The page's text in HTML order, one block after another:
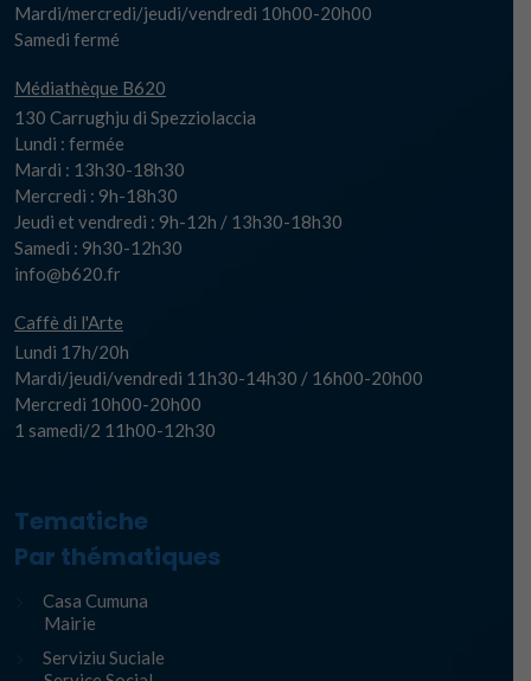
Mardi/mercredi/jeudi/vendredi 10h00-20h00
Samedi fermé
Médiathèque B620
130 Carrughju di Spezziolaccia
Lundi : fermée
Mardi : 13h30-18h30
Mercredi : 9h-18h30
Jeudi et vendredi : 9h-12h / 13h30-18h30
Samedi : 9h30-12h30
info@b620.fr
Caffè di l'Arte
Lundi 17h/20h
Mardi/jeudi/vendredi 11h30-14h30 / 16h00-20h00
Mercredi 10h00-20h00
1 samedi/2 11h00-12h30
Tematiche
Par thématiques
Casa Cumuna
Mairie
Serviziu Suciale